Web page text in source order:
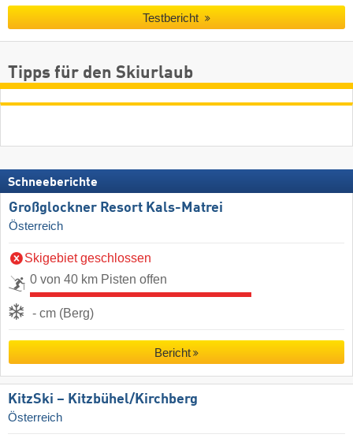
Testbericht
Tipps für den Skiurlaub
Schneeberichte
Großglockner Resort Kals-Matrei
Österreich
Skigebiet geschlossen
0 von 40 km Pisten offen
- cm (Berg)
Bericht
KitzSki – Kitzbühel/​Kirchberg
Österreich